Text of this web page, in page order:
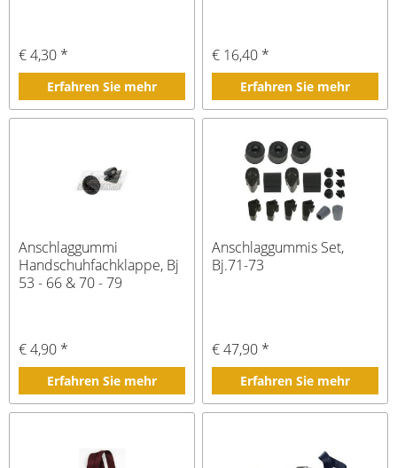
€ 4,30 *
Erfahren Sie mehr
€ 16,40 *
Erfahren Sie mehr
Anschlaggummi
Handschuhfachklappe, Bj
53 - 66 & 70 - 79
€ 4,90 *
Erfahren Sie mehr
Anschlaggummis Set,
Bj.71-73
€ 47,90 *
Erfahren Sie mehr